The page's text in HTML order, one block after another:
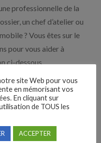
professionnelle de la
un chef d’atelier ou
? Vous êtes sur le
pour vous aider à
ci-dessous.
de recherches,
sont nos
site Web pour vous
en mémorisant vos
En cliquant sur
de TOUS les
ACCEPTER